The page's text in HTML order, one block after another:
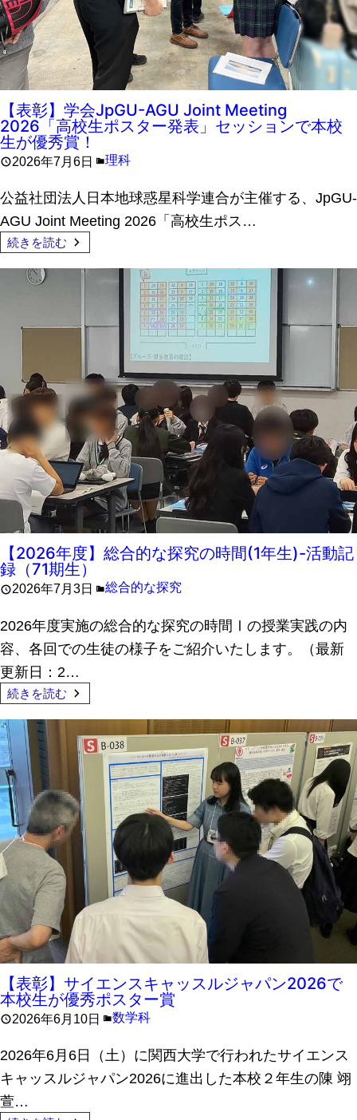
【表彰】学会JpGU-AGU Joint Meeting
2026「高校生ポスター発表」セッションで本校
生が優秀賞！
2026年7月6日 理科
公益社団法人日本地球惑星科学連合が主催する、JpGU-
AGU Joint Meeting 2026「高校生ポス…
続きを読む
【2026年度】総合的な探究の時間(1年生)-活動記
録（71期生）
2026年7月3日 総合的な探究
2026年度実施の総合的な探究の時間Ⅰの授業実践の内
容、各回での生徒の様子をご紹介いたします。（最新
更新日：2…
続きを読む
【表彰】サイエンスキャッスルジャパン2026で
本校生が優秀ポスター賞
2026年6月10日 数学科
2026年6月6日（土）に関西大学で行われたサイエンス
キャッスルジャパン2026に進出した本校２年生の陳 翊
萱…